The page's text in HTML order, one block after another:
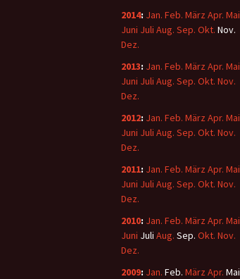
2014: Jan. Feb. März Apr. Mai
Juni Juli Aug. Sep. Okt. Nov.
Dez.
2013: Jan. Feb. März Apr. Mai
Juni Juli Aug. Sep. Okt. Nov.
Dez.
2012: Jan. Feb. März Apr. Mai
Juni Juli Aug. Sep. Okt. Nov.
Dez.
2011: Jan. Feb. März Apr. Mai
Juni Juli Aug. Sep. Okt. Nov.
Dez.
2010: Jan. Feb. März Apr. Mai
Juni Juli Aug. Sep. Okt. Nov.
Dez.
2009: Jan. Feb. März Apr. Mai